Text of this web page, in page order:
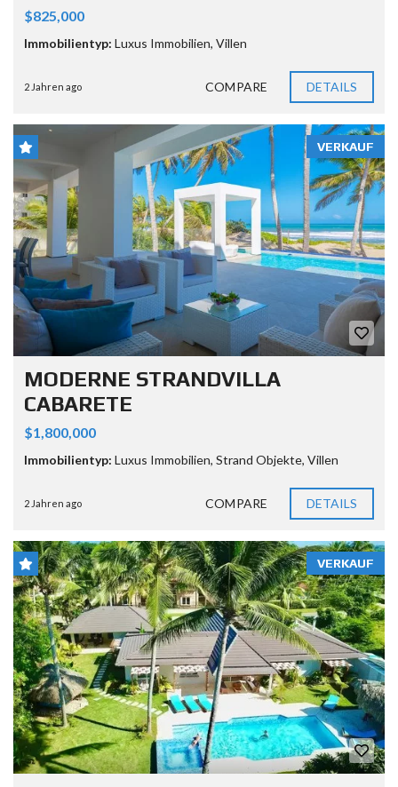
$825,000
Immobilientyp: Luxus Immobilien, Villen
2 Jahren ago COMPARE DETAILS
VERKAUF
MODERNE STRANDVILLA
CABARETE
$1,800,000
Immobilientyp: Luxus Immobilien, Strand Objekte, Villen
2 Jahren ago COMPARE DETAILS
VERKAUF